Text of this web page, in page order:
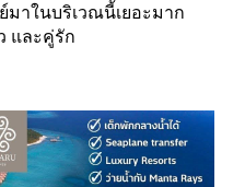
มาในบริเวณนี้เยอะมาก
และคู่รัก